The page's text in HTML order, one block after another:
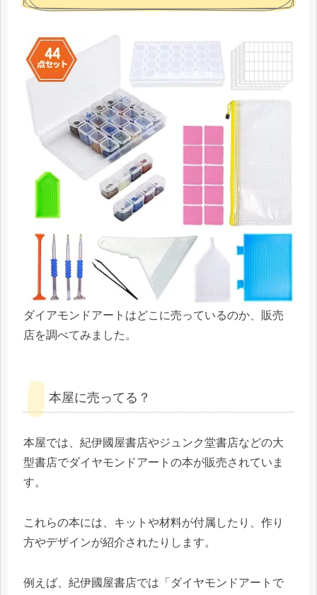
ダイアモンドアートはどこに売っているのか、販売
店を調べてみました。
本屋に売ってる？
本屋では、紀伊國屋書店やジュンク堂書店などの大
型書店でダイヤモンドアートの本が販売されていま
す。
これらの本には、キットや材料が付属したり、作り
方やデザインが紹介されたりします。
例えば、紀伊國屋書店では「ダイヤモンドアートで